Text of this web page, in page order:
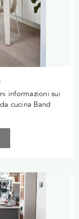
informazioni sui
cucina Band